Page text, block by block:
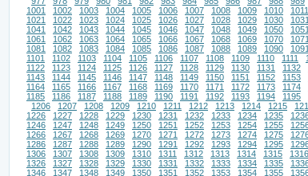
1001
1002 1003 1004 1005 1006 1007 1008 1009 1010 1011
1021
1022 1023 1024 1025 1026 1027 1028 1029 1030 1031
1041
1042 1043 1044 1045 1046 1047 1048 1049 1050 1051
1061
1062 1063 1064 1065 1066 1067 1068 1069 1070 1071
1081
1082 1083 1084 1085 1086 1087 1088 1089 1090 1091
1101
1102 1103 1104 1105 1106 1107 1108 1109 1110 1111
1122
1123 1124 1125 1126 1127 1128 1129 1130 1131 1132
1143
1144 1145 1146 1147 1148 1149 1150 1151 1152 1153
1164
1165 1166 1167 1168 1169 1170 1171 1172 1173 1174
1185
1186 1187 1188 1189 1190 1191 1192 1193 1194 1195
1206
1207 1208 1209 1210 1211 1212 1213 1214 1215
1226
1227 1228 1229 1230 1231 1232 1233 1234 1235
1246
1247 1248 1249 1250 1251 1252 1253 1254 1255
1266
1267 1268 1269 1270 1271 1272 1273 1274 1275
1286
1287 1288 1289 1290 1291 1292 1293 1294 1295
1306
1307 1308 1309 1310 1311 1312 1313 1314 1315 1316
1326
1327 1328 1329 1330 1331 1332 1333 1334 1335
1346
1347 1348 1349 1350 1351 1352 1353 1354 1355